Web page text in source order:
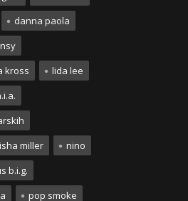
danna paola
kross
lida lee
miller
nino
b.i.g.
pop smoke